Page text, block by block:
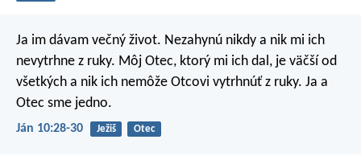
Ja im dávam večný život. Nezahynú nikdy a nik mi ich
nevytrhne z ruky. Môj Otec, ktorý mi ich dal, je väčší od
všetkých a nik ich nemôže Otcovi vytrhnúť z ruky. Ja a
Otec sme jedno.
Ján 10:28-30 Ježiš Otec